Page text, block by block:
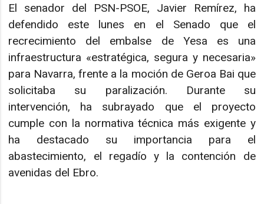
El senador del PSN-PSOE, Javier Remírez, ha
defendido este lunes en el Senado que el
recrecimiento del embalse de Yesa es una
infraestructura «estratégica, segura y necesaria»
para Navarra, frente a la moción de Geroa Bai que
solicitaba su paralización. Durante su
intervención, ha subrayado que el proyecto
cumple con la normativa técnica más exigente y
ha destacado su importancia para el
abastecimiento, el regadío y la contención de
avenidas del Ebro.